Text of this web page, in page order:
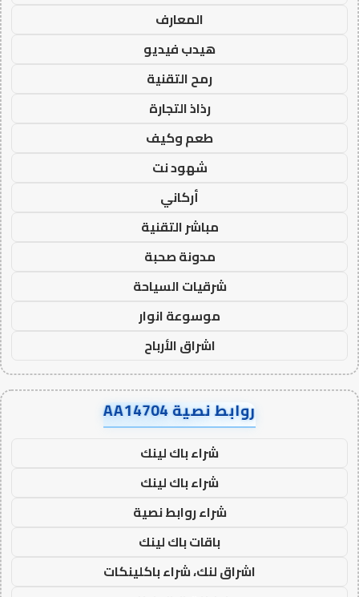
المعارف
هيدب فيديو
رمح التقنية
رذاذ التجارة
طعم وكيف
شهود نت
أركاني
مباشر التقنية
مدونة صحبة
شرقيات السياحة
موسوعة انوار
اشراق الأرباح
روابط نصية AA14704
شراء باك لينك
شراء باك لينك
شراء روابط نصية
باقات باك لينك
اشراق لنك، شراء باكلينكات